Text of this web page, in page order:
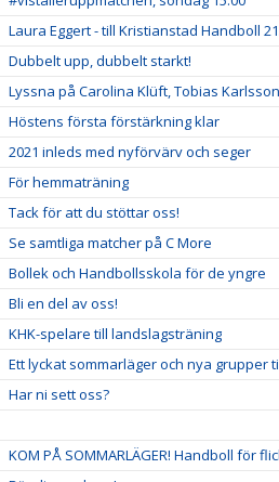
Laura Eggert - till Kristianstad Handboll
Dubbelt upp, dubbelt starkt!
Lyssna på Carolina Klüft, Tobias
Höstens första förstärkning klar
2021 inleds med nyförvärv och seger
För hemmaträning
Tack för att du stöttar oss!
Se samtliga matcher på C More
Bollek och Handbollsskola för de yngre
Bli en del av oss!
KHK-spelare till landslagsträning
Ett lyckat sommarläger och nya grupper
Har ni sett oss?
KOM PÅ SOMMARLÄGER! Handboll för